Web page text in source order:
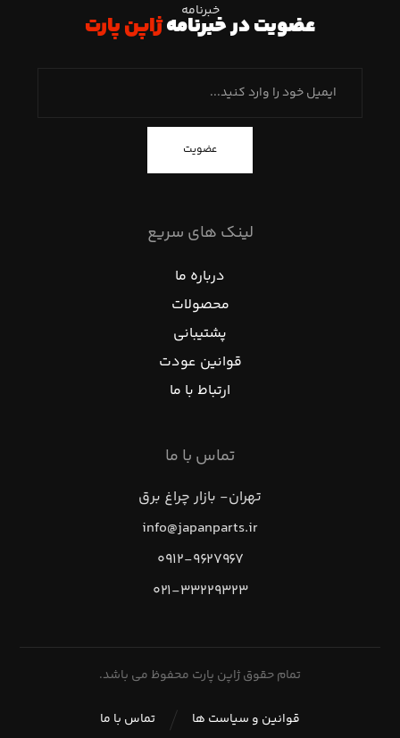
خبرنامه
عضویت در خبرنامهژاپن پارت
عضویت
لینک های سریع
درباره ما
محصولات
پشتیبانی
قوانین عودت
ارتباط با ما
تماس با ما
تهران- بازار چراغ برق
info@japanparts.ir
۰۹۱۲-۹۶۲۷۹۶۷
۰۲۱-۳۳۲۲۹۳۲۳
تمام حقوق ژاپن پارت محفوظ می باشد.
تماس با ما قوانین و سیاست ها